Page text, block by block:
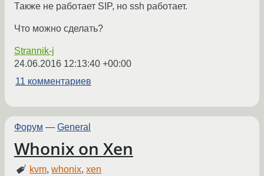
Также не работает SIP, но ssh работает.
Что можно сделать?
Strannik-j
24.06.2016 12:13:40 +00:00
11 комментариев
Форум — General
Whonix on Xen
kvm,whonix,xen